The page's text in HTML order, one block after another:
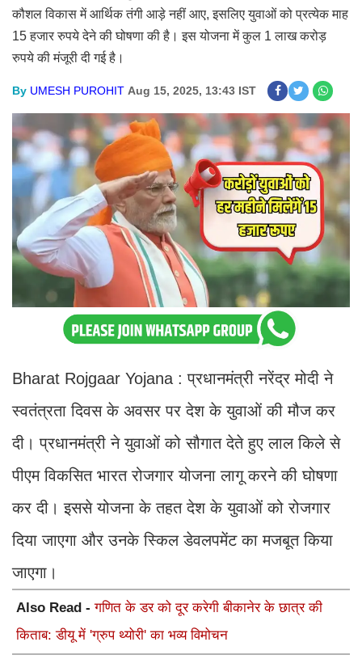
कौशल विकास में आर्थिक तंगी आड़े नहीं आए, इसलिए युवाओं को प्रत्येक माह
15 हजार रुपये देने की घोषणा की है। इस योजना में कुल 1 लाख करोड़
रुपये की मंजूरी दी गई है।
By UMESH PUROHIT Aug 15, 2025, 13:43 IST
Bharat Rojgaar Yojana : प्रधानमंत्री नरेंद्र मोदी ने
स्वतंत्रता दिवस के अवसर पर देश के युवाओं की मौज कर
दी। प्रधानमंत्री ने युवाओं को सौगात देते हुए लाल किले से
पीएम विकसित भारत रोजगार योजना लागू करने की घोषणा
कर दी। इससे योजना के तहत देश के युवाओं को रोजगार
दिया जाएगा और उनके स्किल डेवलपमेंट का मजबूत किया
जाएगा।
Also Read -गणित के डर को दूर करेगी बीकानेर के छात्र की
किताब: डीयू में 'ग्रुप थ्योरी' का भव्य विमोचन